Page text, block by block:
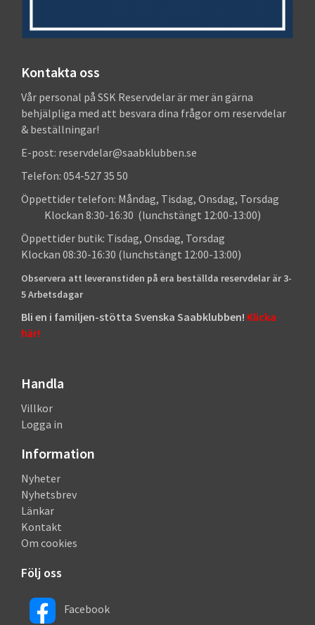
Kontakta oss
Vår personal på SSK Reservdelar är mer än gärna
behjälpliga med att besvara dina frågor om reservdelar
& beställningar!
E-post: reservdelar@saabklubben.se
Telefon: 054-527 35 50
Öppettider telefon: Måndag, Tisdag, Onsdag, Torsdag
Klockan 8:30-16:30 (lunchstängt 12:00-13:00)
Öppettider butik: Tisdag, Onsdag, Torsdag
Klockan 08:30-16:30 (lunchstängt 12:00-13:00)
Observera att leveranstiden på era beställda reservdelar är 3-
5 Arbetsdagar
Bli en i familjen-stötta Svenska Saabklubben! Klicka
här!
Handla
Villkor
Logga in
Information
Nyheter
Nyhetsbrev
Länkar
Kontakt
Om cookies
Följ oss
Facebook